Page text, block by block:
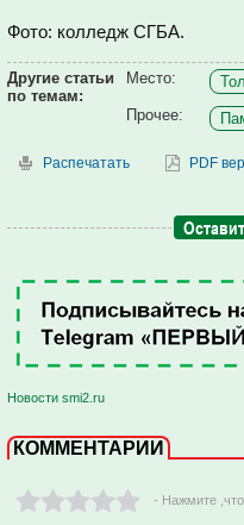
Фото: колледж СГБА.
Другие статьи
по темам:
Место:
Прочее:
Распечатать PDF
Новости smi2.ru
КОММЕНТАРИИ
- Нажмите